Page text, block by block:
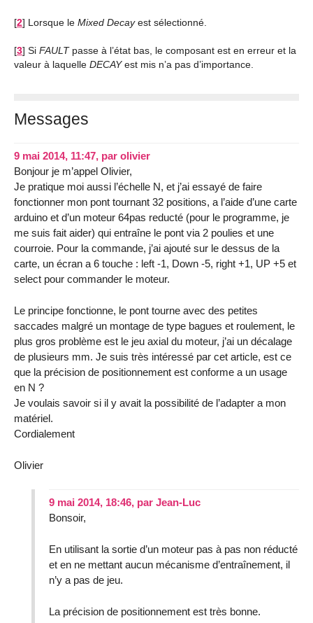
[2] Lorsque le Mixed Decayest sélectionné.
[3] Si FAULTpasse à l’état bas, le composant est en erreur et la
valeur à laquelle DECAYest mis n’a pas d’importance.
Messages
9 mai 2014, 11:47, par olivier
Bonjour je m’appel Olivier,
Je pratique moi aussi l’échelle N, et j’ai essayé de faire
fonctionner mon pont tournant 32 positions, a l’aide d’une carte
arduino et d’un moteur 64pas reducté (pour le programme, je
me suis fait aider) qui entraîne le pont via 2 poulies et une
courroie. Pour la commande, j’ai ajouté sur le dessus de la
carte, un écran a 6 touche : left -1, Down -5, right +1, UP +5 et
select pour commander le moteur.
Le principe fonctionne, le pont tourne avec des petites
saccades malgré un montage de type bagues et roulement, le
plus gros problème est le jeu axial du moteur, j’ai un décalage
de plusieurs mm. Je suis très intéressé par cet article, est ce
que la précision de positionnement est conforme a un usage
en N ?
Je voulais savoir si il y avait la possibilité de l’adapter a mon
matériel.
Cordialement
Olivier
9 mai 2014, 18:46, par Jean-Luc
Bonsoir,
En utilisant la sortie d’un moteur pas à pas non réducté
et en ne mettant aucun mécanisme d’entraînement, il
n’y a pas de jeu.
La précision de positionnement est très bonne.